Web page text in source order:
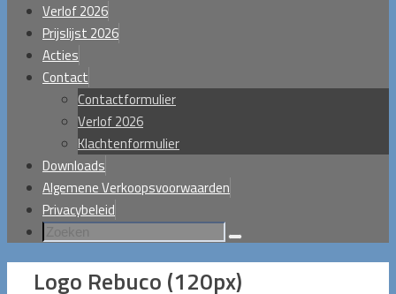
Verlof 2026
Prijslijst 2026
Acties
Contact
Contactformulier
Verlof 2026
Klachtenformulier
Downloads
Algemene Verkoopsvoorwaarden
Privacybeleid
Zoeken
Logo Rebuco (120px)